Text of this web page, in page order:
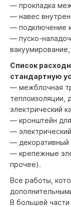
— прокладка
— навес
— подключение
— пуско-
Список
стандартную
— межблочная
теплоизоляции,
электрический
— кронштейн
—
— декоративный
— крепежные
прочее).
Все работы,
В большей